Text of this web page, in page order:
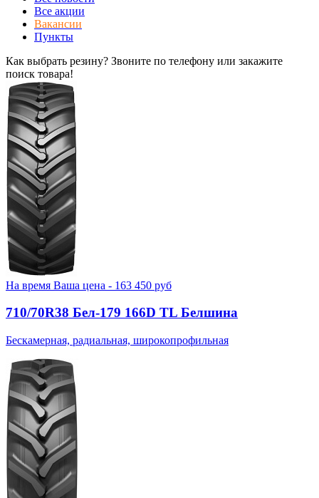
Все акции
Вакансии
Пункты
Как выбрать резину? Звоните по телефону или закажите
поиск товара!
На время Ваша цена - 163 450 руб
710/70R38 Бел-179 166D TL Белшина
Бескамерная, радиальная, широкопрофильная